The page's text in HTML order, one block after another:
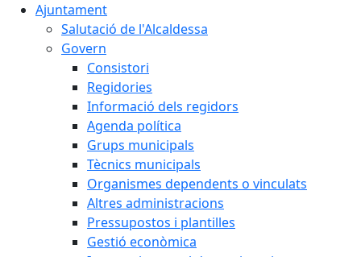
Ajuntament
Salutació de l'Alcaldessa
Govern
Consistori
Regidories
Informació dels regidors
Agenda política
Grups municipals
Tècnics municipals
Organismes dependents o vinculats
Altres administracions
Pressupostos i plantilles
Gestió econòmica